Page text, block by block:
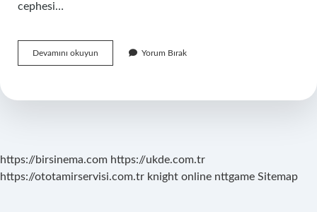
cephesi…
Devamını okuyun
Cephe
Olur
Yorum Bırak
https://birsinema.com https://ukde.com.tr
https://ototamirservisi.com.tr knight online nttgame Sitemap